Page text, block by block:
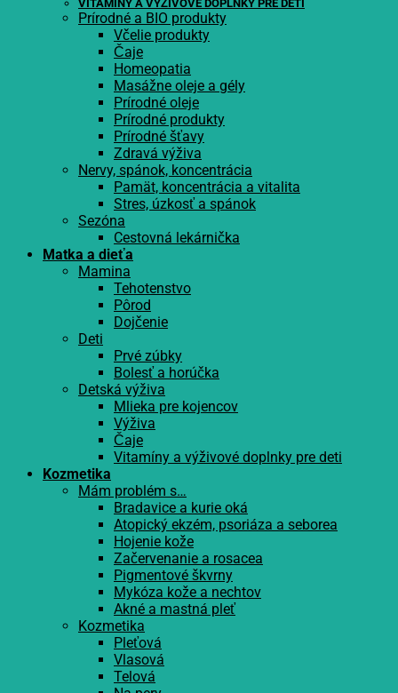
VITAMÍNY A VÝŽIVOVÉ DOPLNKY PRE DETI
Prírodné a BIO produkty
Včelie produkty
Čaje
Homeopatia
Masážne oleje a gély
Prírodné oleje
Prírodné produkty
Prírodné šťavy
Zdravá výživa
Nervy, spánok, koncentrácia
Pamät, koncentrácia a vitalita
Stres, úzkosť a spánok
Sezóna
Cestovná lekárnička
Matka a dieťa
Mamina
Tehotenstvo
Pôrod
Dojčenie
Deti
Prvé zúbky
Bolesť a horúčka
Detská výživa
Mlieka pre kojencov
Výživa
Čaje
Vitamíny a výživové doplnky pre deti
Kozmetika
Mám problém s…
Bradavice a kurie oká
Atopický ekzém, psoriáza a seborea
Hojenie kože
Začervenanie a rosacea
Pigmentové škvrny
Mykóza kože a nechtov
Akné a mastná pleť
Kozmetika
Pleťová
Vlasová
Telová